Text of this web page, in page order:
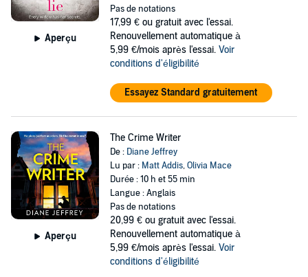
Aperçu
Pas de notations
17,99 € ou gratuit avec l'essai.
Renouvellement automatique à
5,99 €/mois après l'essai. Voir
conditions d'éligibilité
Essayez Standard gratuitement
Aperçu
The Crime Writer
De : Diane Jeffrey
Lu par : Matt Addis,Olivia Mace
Durée : 10 h et 55 min
Langue : Anglais
Pas de notations
20,99 € ou gratuit avec l'essai.
Renouvellement automatique à
5,99 €/mois après l'essai. Voir
conditions d'éligibilité